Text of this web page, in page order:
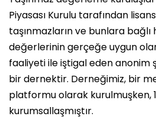
Piyasası Kurulu tarafından
taşınmazların ve bunlara bağlı
değerlerinin gerçeğe uygun
faaliyeti ile iştigal eden anonim
bir dernektir. Derneğimiz, bir
platformu olarak kurulmuşken,
kurumsallaşmıştır.